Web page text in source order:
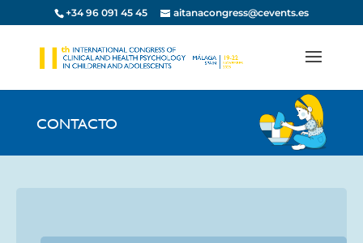
+34 96 091 45 45 aitanacongress@cevents.es
CONTACTO